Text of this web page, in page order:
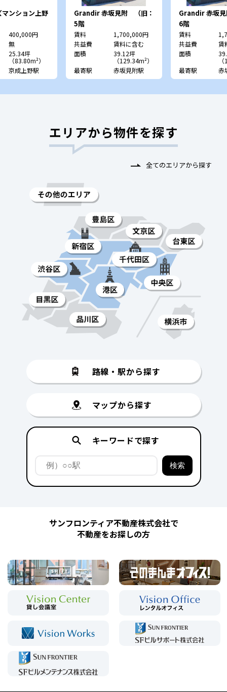
ンション上野
400,000円
無
25.34坪
（83.80m²）
京成上野駅
Grandir 赤坂見附 （旧：
JESCO赤坂表町ビル）
5階
賃料
1,700,000円
共益費
賃料に含む
面積
39.12坪
（129.34m²）
最寄駅
赤坂見附駅
Grandir 赤坂
JESCO赤坂表
6階
賃料
共益費
賃
面積
最寄駅
赤
エリアから物件を探す
全てのエリアから探す
路線・駅から探す
マップから探す
キーワードで探す
サンフロンティア不動産株式会社で
不動産をお探しの方